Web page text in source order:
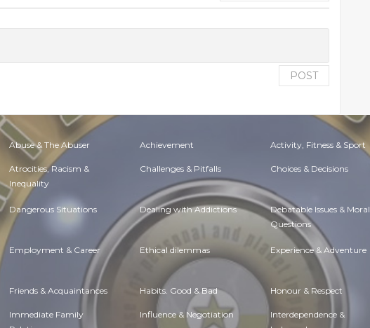
POST
Abuse & The Abuser Achievement Activity, Fitness & Sport
Atrocities, Racism &
Inequality
Challenges & Pitfalls Choices & Decisions
Dangerous Situations Dealing with Addictions Debatable Issues & Moral
Questions
Employment & Career Ethical dilemmas Experience & Adventure
Friends & Acquaintances Habits. Good & Bad Honour & Respect
Immediate Family Influence & Negotiation Interdependence &